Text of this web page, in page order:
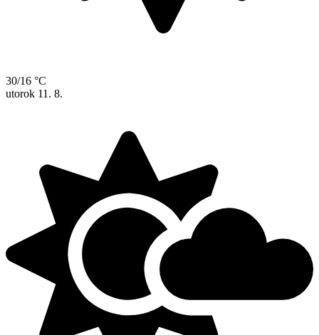
30/16 °C
utorok 11. 8.